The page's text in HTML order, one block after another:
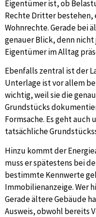
Eigentümer ist, ob
Rechte Dritter bestehen,
Wohnrechte. Gerade bei
genauer Blick, denn
Eigentümer im Alltag
Ebenfalls zentral ist der
Unterlage ist vor allem
wichtig, weil sie die
Grundstücks
Formsache. Es geht
tatsächliche
Hinzu kommt der
muss er spätestens bei
bestimmte Kennwerte
Immobilienanzeige. Wer
Gerade ältere Gebäude
Ausweis, obwohl bereits